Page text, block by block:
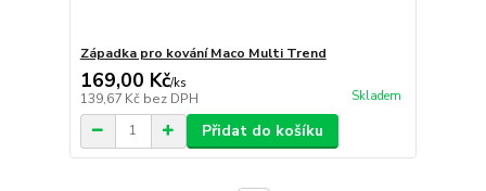
Západka pro kování Maco Multi Trend
169,00 Kč/ks
139,67 Kč bez DPH Skladem
Přidat do košíku